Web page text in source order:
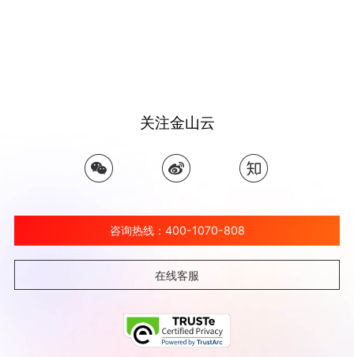
关注金山云
咨询热线：400-1070-808
在线客服